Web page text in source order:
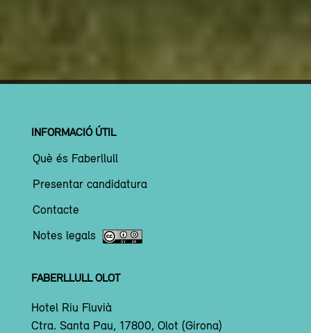
INFORMACIÓ ÚTIL
Què és Faberllull
Presentar candidatura
Contacte
Notes legals
FABERLLULL OLOT
Hotel Riu Fluvià
Ctra. Santa Pau, 17800, Olot (Girona)